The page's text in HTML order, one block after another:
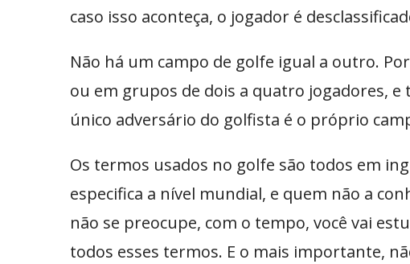
caso isso aconteça, o jogador é
Não há um campo de golfe igual a outro.
ou em grupos de dois a quatro jogadores,
único adversário do golfista é o próprio
Os termos usados no golfe são todos em
especifica a nível mundial, e quem não a
não se preocupe, com o tempo, você vai
todos esses termos. E o mais importante,